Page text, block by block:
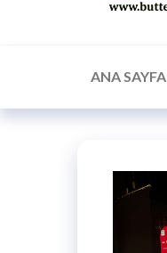
ANA SAYFA